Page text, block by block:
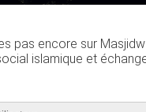
pas encore sur
islamique et